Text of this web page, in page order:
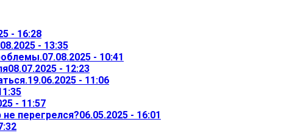
- 16:28
- 13:35
07.08.2025 - 10:41
08.07.2025 - 12:23
19.06.2025 - 11:06
- 11:57
перегрелся?06.05.2025 - 16:01